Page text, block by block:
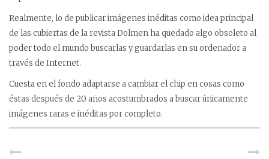
Realmente, lo de publicar imágenes inéditas como idea principal
de las cubiertas de la revista Dolmen ha quedado algo obsoleto al
poder todo el mundo buscarlas y guardarlas en su ordenador a
través de Internet.
Cuesta en el fondo adaptarse a cambiar el chip en cosas como
éstas después de 20 años acostumbrados a buscar únicamente
imágenes raras e inéditas por completo.